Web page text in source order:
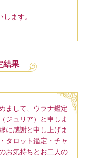
ます。
結果
まして、ウラナ鑑定
ジュリア）と申しま
に感謝と申し上げま
タロット鑑定・チャ
お気持ちとお二人の